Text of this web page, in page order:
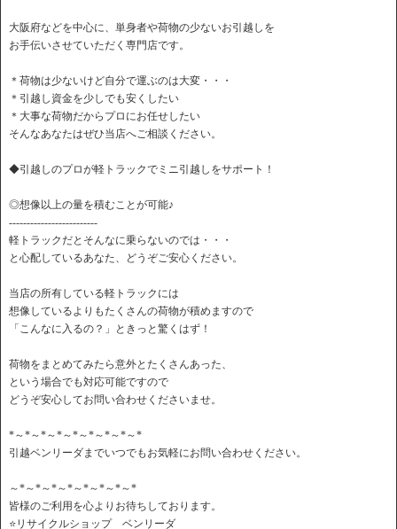
大阪府などを中心に、単身者や荷物の少ないお引越しを
お手伝いさせていただく専門店です。
＊荷物は少ないけど自分で運ぶのは大変・・・
＊引越し資金を少しでも安くしたい
＊大事な荷物だからプロにお任せしたい
そんなあなたはぜひ当店へご相談ください。
◆引越しのプロが軽トラックでミニ引越しをサポート！
◎想像以上の量を積むことが可能♪
-------------------------
軽トラックだとそんなに乗らないのでは・・・
と心配しているあなた、どうぞご安心ください。
当店の所有している軽トラックには
想像しているよりもたくさんの荷物が積めますので
「こんなに入るの？」ときっと驚くはず！
荷物をまとめてみたら意外とたくさんあった、
という場合でも対応可能ですので
どうぞ安心してお問い合わせくださいませ。
*～*～*～*～*～*～*～*～*
引越ベンリーダまでいつでもお気軽にお問い合わせください。
～*～*～*～*～*～*～*～*
皆様のご利用を心よりお待ちしております。
⭐️リサイクルショップ ベンリーダ